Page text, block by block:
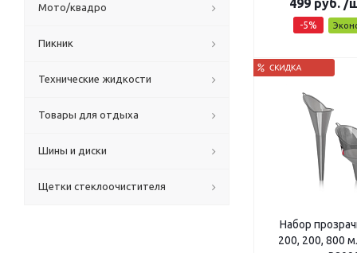
499руб. /
-5%
Набор
200, 200, 800
Мото/квадро
Пикник
Технические жидкости
Товары для отдыха
Шины и диски
Щетки стеклоочистителя